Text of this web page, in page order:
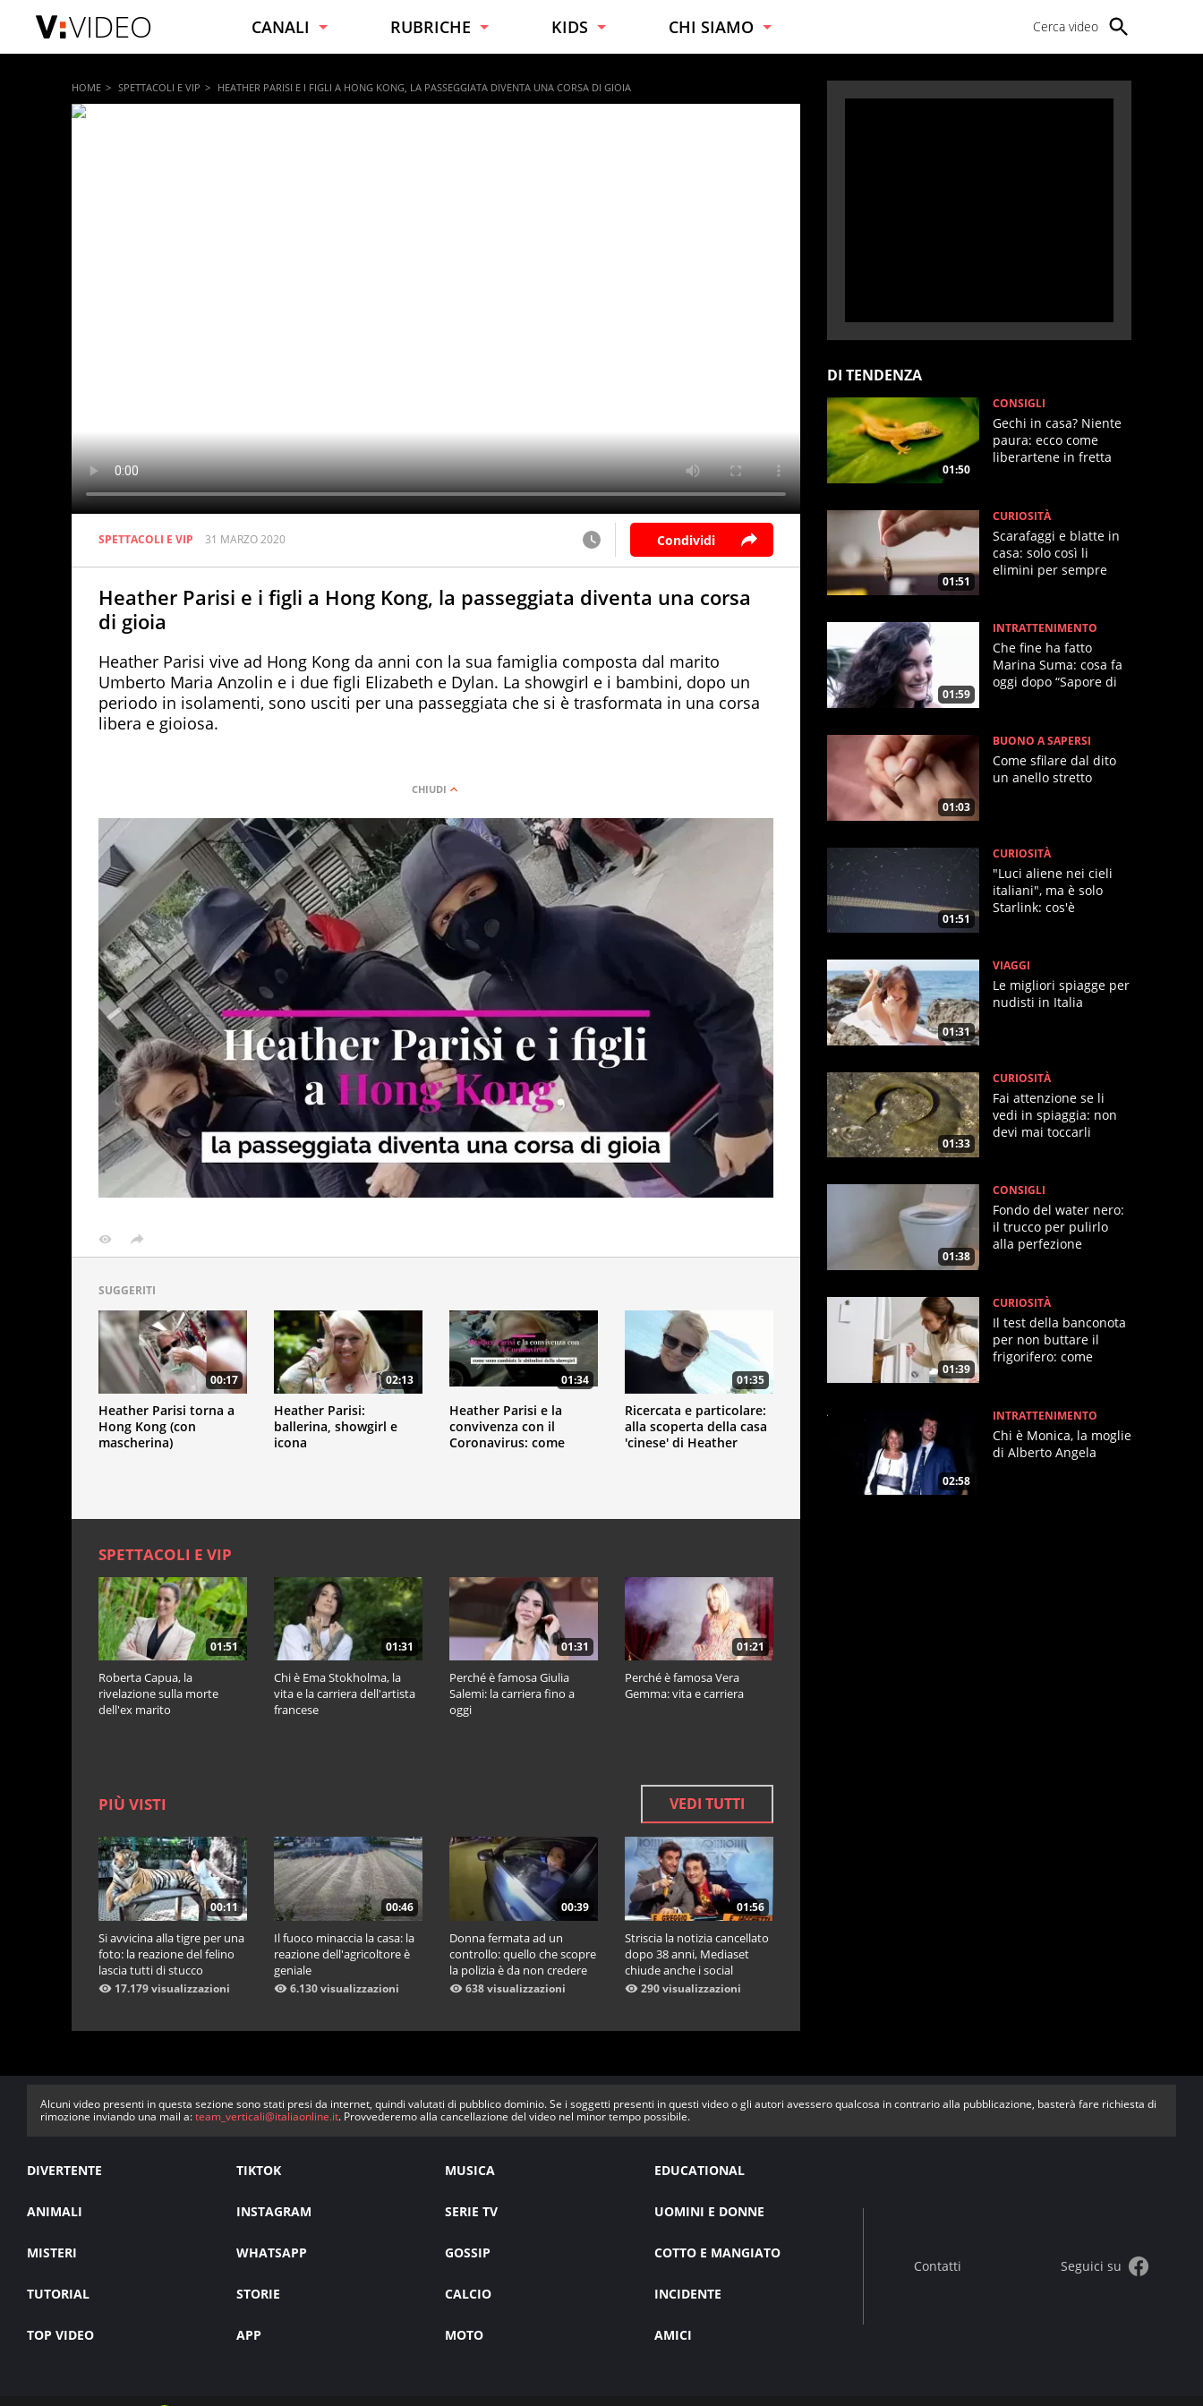
VIDEO CANALI
NOTIZIE
RUBRICHE
CURIOSITÀ
KIDS
TUTTE LE ETÀ
CHI SIAMO Cerca video
HOME SPETTACOLI E VIP HEATHER PARISI E I FIGLI A HONG KONG, LA PASSEGGIATA DIVENTA UNA CORSA DI GIOIA
SPETTACOLI E VIP 31 MARZO 2020 Condividi
Heather Parisi e i figli a Hong Kong, la passeggiata diventa una corsa
di gioia
Heather Parisi vive ad Hong Kong da anni con la sua famiglia composta dal marito
Umberto Maria Anzolin e i due figli Elizabeth e Dylan. La showgirl e i bambini, dopo un
periodo in isolamenti, sono usciti per una passeggiata che si è trasformata in una corsa
libera e gioiosa.
SUGGERITI
00:17
Heather Parisi torna a
Hong Kong (con
mascherina)
02:13
Heather Parisi:
ballerina, showgirl e
icona
01:34
Heather Parisi e la
convivenza con il
Coronavirus: come
01:35
Ricercata e particolare:
alla scoperta della casa
'cinese' di Heather
SPETTACOLI E VIP
01:51
Roberta Capua, la
rivelazione sulla morte
dell'ex marito
01:31
Chi è Ema Stokholma, la
vita e la carriera dell'artista
francese
01:31
Perché è famosa Giulia
Salemi: la carriera fino a
oggi
01:21
Perché è famosa Vera
Gemma: vita e carriera
PIÙ VISTI VEDI TUTTI
00:11
Si avvicina alla tigre per una
foto: la reazione del felino
lascia tutti di stucco
17.179 visualizzazioni
00:46
Il fuoco minaccia la casa: la
reazione dell'agricoltore è
geniale
6.130 visualizzazioni
00:39
Donna fermata ad un
controllo: quello che scopre
la polizia è da non credere
638 visualizzazioni
01:56
Striscia la notizia cancellato
dopo 38 anni, Mediaset
chiude anche i social
290 visualizzazioni
DI TENDENZA
01:50
CONSIGLI
Gechi in casa? Niente
paura: ecco come
liberartene in fretta
01:51
CURIOSITÀ
Scarafaggi e blatte in
casa: solo così li
elimini per sempre
01:59
INTRATTENIMENTO
Che fine ha fatto
Marina Suma: cosa fa
oggi dopo “Sapore di
01:03
BUONO A SAPERSI
Come sfilare dal dito
un anello stretto
01:51
CURIOSITÀ
"Luci aliene nei cieli
italiani", ma è solo
Starlink: cos'è
01:31
VIAGGI
Le migliori spiagge per
nudisti in Italia
01:33
CURIOSITÀ
Fai attenzione se li
vedi in spiaggia: non
devi mai toccarli
01:38
CONSIGLI
Fondo del water nero:
il trucco per pulirlo
alla perfezione
01:39
CURIOSITÀ
Il test della banconota
per non buttare il
frigorifero: come
02:58
INTRATTENIMENTO
Chi è Monica, la moglie
di Alberto Angela
Alcuni video presenti in questa sezione sono stati presi da internet, quindi valutati di pubblico dominio. Se i soggetti presenti in questi video o gli autori avessero qualcosa in contrario alla pubblicazione, basterà fare richiesta di
rimozione inviando una mail a:team_verticali@italiaonline.it. Provvederemo alla cancellazione del video nel minor tempo possibile.
DIVERTENTE TIKTOK MUSICA EDUCATIONAL
ANIMALI INSTAGRAM SERIE TV UOMINI E DONNE
MISTERI WHATSAPP GOSSIP COTTO E MANGIATO
TUTORIAL STORIE CALCIO INCIDENTE
TOP VIDEO APP MOTO AMICI
Contatti Seguici su